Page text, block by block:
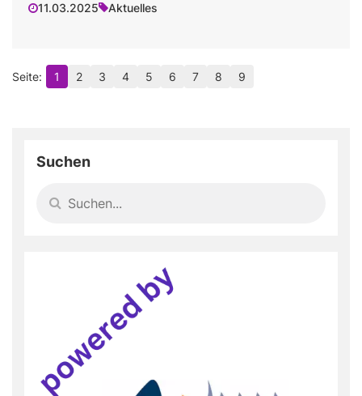
11.03.2025 Aktuelles
1 2 3 4 5 6 7 8 9
Suchen